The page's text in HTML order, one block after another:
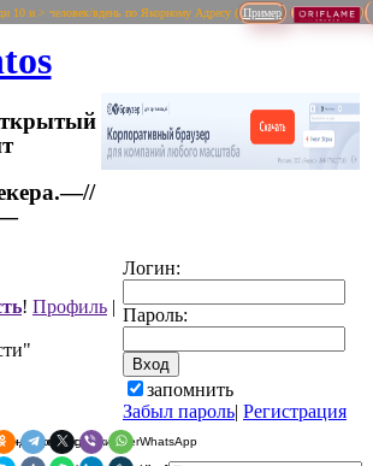
10 и > человек/вдень по Якорному Адресу ( Пример
! Профиль |
Логин:
Пароль:
запомнить
Забыл пароль| Регистрация